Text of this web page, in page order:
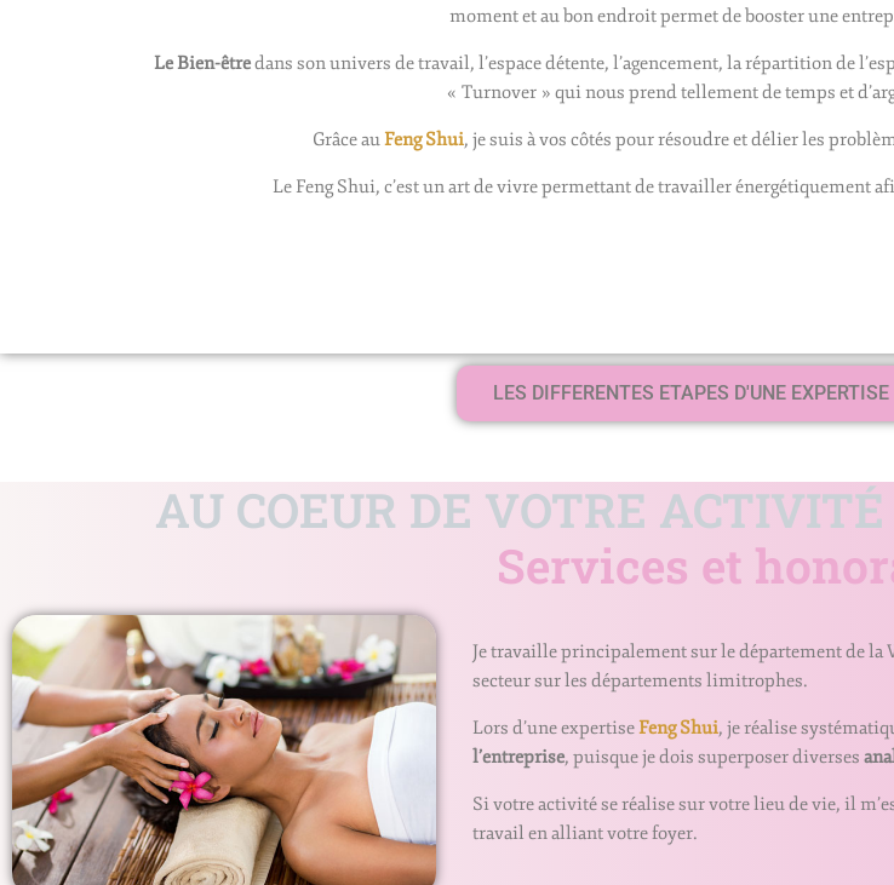
moment et au bon endroit permet de booster une
Le Bien-êtredans son univers de travail, l’espace détente, l’agencement, la répartition de
« Turnover » qui nous prend tellement de temps et
Grâce auFeng Shui, je suis à vos côtés pour résoudre et délier les
Le Feng Shui, c’est un art de vivre permettant de travailler énergétiquement
LES DIFFERENTES ETAPES D'UNE EXPERTISE
AU COEUR DE VOTRE ACTIVITÉ
Services et
Je travaille principalement sur le département de la
secteur sur les départements limitrophes.
Lors d’une expertiseFeng Shui, je réalise
l’entreprise, puisque je dois superposer diverses
Si votre activité se réalise sur votre lieu de vie, il
travail en alliant votre foyer.